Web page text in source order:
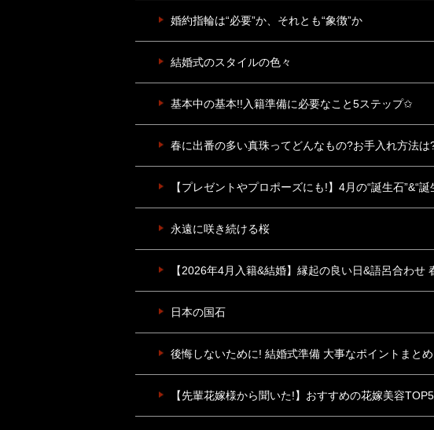
婚約指輪は“必要”か、それとも“象徴”か
結婚式のスタイルの色々
基本中の基本!!入籍準備に必要なこと5ステップ✩
春に出番の多い真珠ってどんなもの?お手入れ方法は
【プレゼントやプロポーズにも!】4月の“誕生石”&“誕
永遠に咲き続ける桜
【2026年4月入籍&結婚】縁起の良い日&語呂合わ
日本の国石
後悔しないために! 結婚式準備 大事なポイントまとめ
【先輩花嫁様から聞いた!】おすすめの花嫁美容